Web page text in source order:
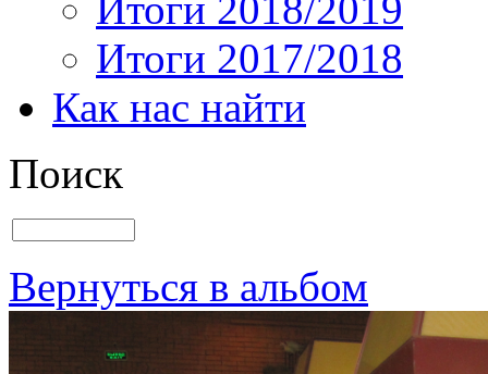
Итоги 2017/2018
Как нас найти
Поиск
Вернуться в альбом